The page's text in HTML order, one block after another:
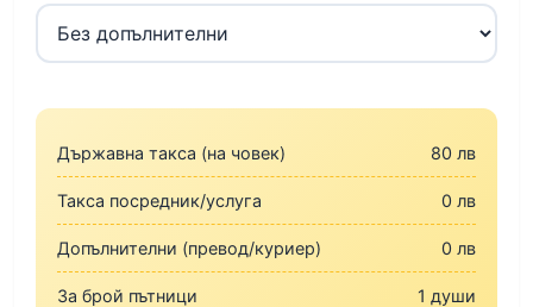
Държавна такса (на човек) 80 лв
Такса посредник/услуга 0 лв
Допълнителни (превод/куриер) 0 лв
За брой пътници 1 души